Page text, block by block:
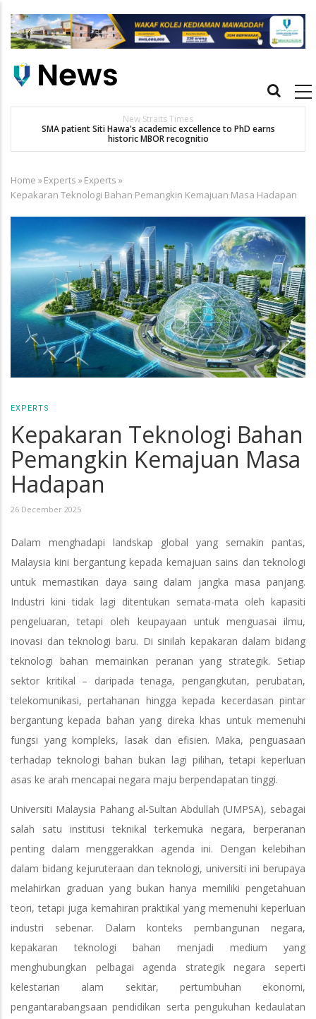
main
Main
New Straits Times
SMA patient Siti Hawa's academic excellence to PhD earns
historic MBOR recognitio
Breadcrumb
Home »Experts »Experts »
Kepakaran Teknologi Bahan Pemangkin Kemajuan Masa Hadapan
EXPERTS
Kepakaran Teknologi Bahan
Pemangkin Kemajuan Masa
Hadapan
26 December 2025
Dalam menghadapi landskap global yang semakin pantas,
Malaysia kini bergantung kepada kemajuan sains dan teknologi
untuk memastikan daya saing dalam jangka masa panjang.
Industri kini tidak lagi ditentukan semata-mata oleh kapasiti
pengeluaran, tetapi oleh keupayaan untuk menguasai ilmu,
inovasi dan teknologi baru. Di sinilah kepakaran dalam bidang
teknologi bahan memainkan peranan yang strategik. Setiap
sektor kritikal – daripada tenaga, pengangkutan, perubatan,
telekomunikasi, pertahanan hingga kepada kecerdasan pintar
bergantung kepada bahan yang direka khas untuk memenuhi
fungsi yang kompleks, lasak dan efisien. Maka, penguasaan
terhadap teknologi bahan bukan lagi pilihan, tetapi keperluan
asas ke arah mencapai negara maju berpendapatan tinggi.
Universiti Malaysia Pahang al-Sultan Abdullah (UMPSA), sebagai
salah satu institusi teknikal terkemuka negara, berperanan
penting dalam menggerakkan agenda ini. Dengan kelebihan
dalam bidang kejuruteraan dan teknologi, universiti ini berupaya
melahirkan graduan yang bukan hanya memiliki pengetahuan
teori, tetapi juga kemahiran praktikal yang memenuhi keperluan
industri sebenar. Dalam konteks pembangunan negara,
kepakaran teknologi bahan menjadi medium yang
menghubungkan pelbagai agenda strategik negara seperti
kelestarian alam sekitar, pertumbuhan ekonomi,
pengantarabangsaan pendidikan serta pengukuhan kedaulatan